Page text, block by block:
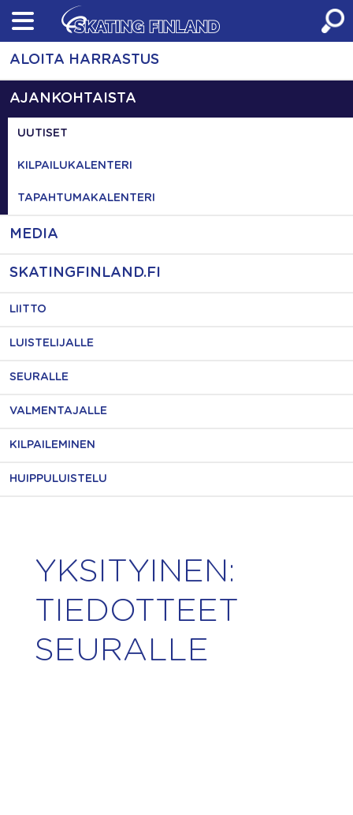
Skip
content
ALOITA HARRASTUS
AJANKOHTAISTA
UUTISET
KILPAILUKALENTERI
TAPAHTUMAKALENTERI
MEDIA
SKATINGFINLAND.FI
LIITTO
LUISTELIJALLE
SEURALLE
VALMENTAJALLE
KILPAILEMINEN
HUIPPULUISTELU
YKSITYINEN:
TIEDOTTEET
SEURALLE